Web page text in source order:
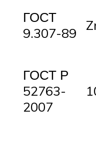
ГОСТ
9.307-89
ГОСТ Р
52763-
2007